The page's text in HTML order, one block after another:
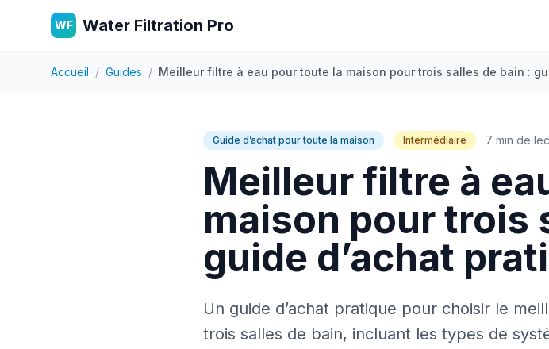
WF Water Filtration Pro
Accueil / Guides / Meilleur filtre à eau pour toute la maison pour trois salles de bain :
Guide d’achat pour toute la maison Intermédiaire 7 min de
Meilleur filtre à
maison pour trois
guide d’achat
Un guide d’achat pratique pour choisir le
trois salles de bain, incluant les types de